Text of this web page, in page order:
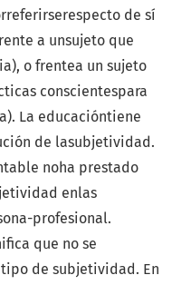
de sí
a unsujeto que
o frentea un sujeto
conscientespara
La educacióntiene
de lasubjetividad.
noha prestado
enlas
profesional.
que no se
de subjetividad. En